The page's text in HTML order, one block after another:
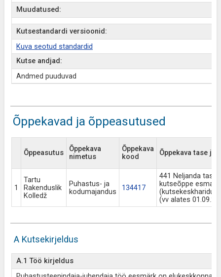
Muudatused:
Kutsestandardi versioonid:
Kuva seotud standardid
Kutse andjad:
Andmed puuduvad
Õppekavad ja õppeasutused
Õppeasutus
Õppekava
nimetus
Õppekava
kood
Õppekava tase ja
1
Tartu
Rakenduslik
Kolledž
Puhastus- ja
kodumajandus
134417
441 Neljanda
kutseõppe
(vv alates
A Kutsekirjeldus
A.1 Töö kirjeldus